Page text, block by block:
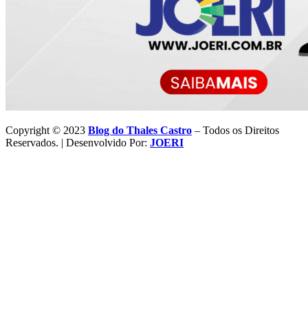
Copyright © 2023 Blog do Thales Castro – Todos os Direitos
Reservados. | Desenvolvido Por: JOERI